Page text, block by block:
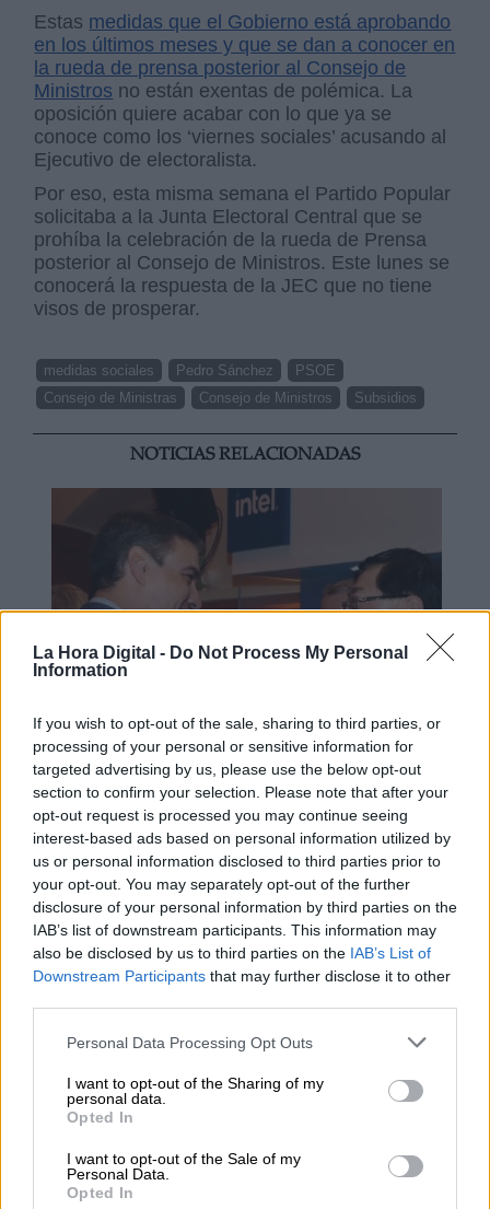
La Hora Digital - Do Not Process My Personal
Information
If you wish to opt-out of the sale, sharing to third parties, or
processing of your personal or sensitive information for
targeted advertising by us, please use the below opt-out
section to confirm your selection. Please note that after your
opt-out request is processed you may continue seeing
interest-based ads based on personal information utilized by
us or personal information disclosed to third parties prior to
your opt-out. You may separately opt-out of the further
disclosure of your personal information by third parties on the
IAB’s list of downstream participants. This information may
also be disclosed by us to third parties on the IAB’s List of
Downstream Participants that may further disclose it to other
Personal Data Processing Opt Outs
I want to opt-out of the Sharing of my
personal data.
Opted In
I want to opt-out of the Sale of my
Personal Data.
Opted In
Estas medidas que el Gobierno está aprobando
en los últimos meses y que se dan a conocer en
la rueda de prensa posterior al Consejo de
Ministros no están exentas de polémica. La
oposición quiere acabar con lo que ya se
conoce como los ‘viernes sociales’ acusando al
Ejecutivo de electoralista.
Por eso, esta misma semana el Partido Popular
solicitaba a la Junta Electoral Central que se
prohíba la celebración de la rueda de Prensa
posterior al Consejo de Ministros. Este lunes se
conocerá la respuesta de la JEC que no tiene
visos de prosperar.
medidas sociales Pedro Sánchez
PSOE
Consejo de Ministras
Consejo de Ministros Subsidios
NOTICIAS RELACIONADAS
Los políticos, al diván
Saber idiomas